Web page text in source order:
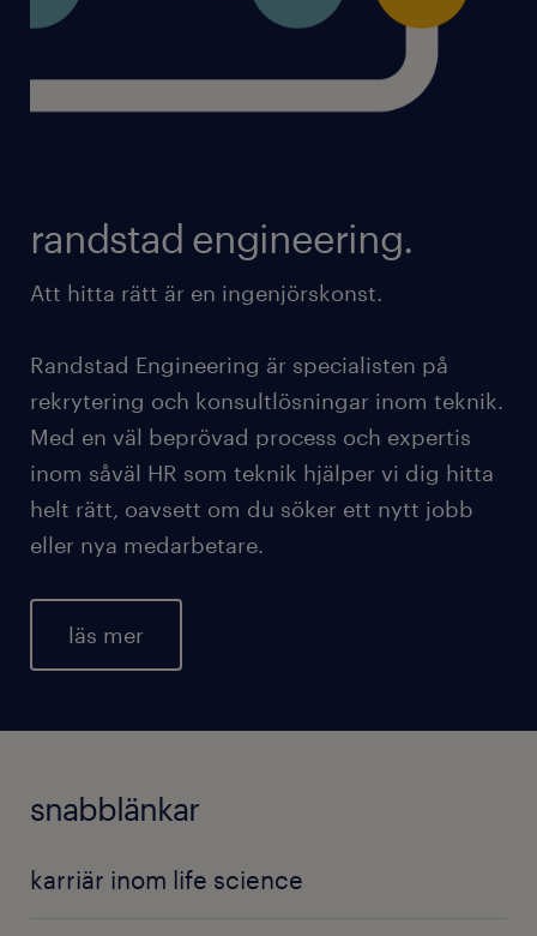
randstad engineering.
Att hitta rätt är en ingenjörskonst.
Randstad Engineering är specialisten på
rekrytering och konsultlösningar inom teknik.
Med en väl beprövad process och expertis
inom såväl HR som teknik hjälper vi dig hitta
helt rätt, oavsett om du söker ett nytt jobb
eller nya medarbetare.
läs mer
snabblänkar
karriär inom life science